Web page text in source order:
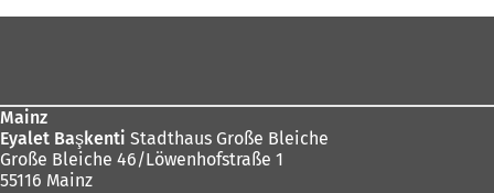
Mainz
Eyalet Başkenti Stadthaus Große Bleiche
Große Bleiche 46/Löwenhofstraße 1
55116 Mainz